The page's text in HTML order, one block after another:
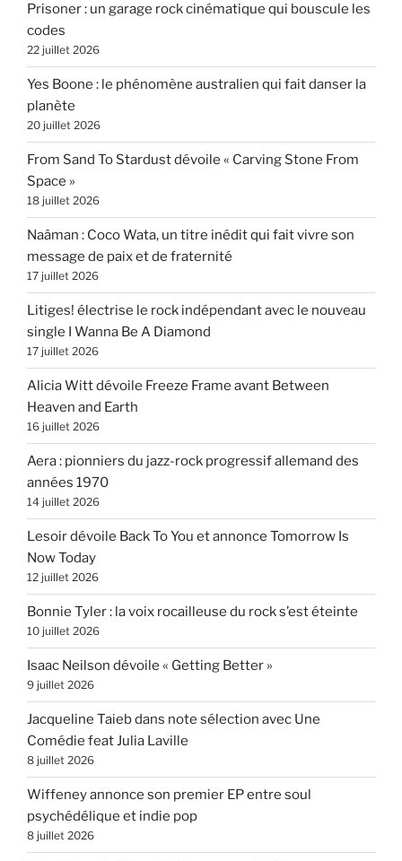
Prisoner : un garage rock cinématique qui bouscule les
codes
22 juillet 2026
Yes Boone : le phénomène australien qui fait danser la
planète
20 juillet 2026
From Sand To Stardust dévoile « Carving Stone From
Space »
18 juillet 2026
Naâman : Coco Wata, un titre inédit qui fait vivre son
message de paix et de fraternité
17 juillet 2026
Litiges! électrise le rock indépendant avec le nouveau
single I Wanna Be A Diamond
17 juillet 2026
Alicia Witt dévoile Freeze Frame avant Between
Heaven and Earth
16 juillet 2026
Aera : pionniers du jazz-rock progressif allemand des
années 1970
14 juillet 2026
Lesoir dévoile Back To You et annonce Tomorrow Is
Now Today
12 juillet 2026
Bonnie Tyler : la voix rocailleuse du rock s’est éteinte
10 juillet 2026
Isaac Neilson dévoile « Getting Better »
9 juillet 2026
Jacqueline Taieb dans note sélection avec Une
Comédie feat Julia Laville
8 juillet 2026
Wiffeney annonce son premier EP entre soul
psychédélique et indie pop
8 juillet 2026